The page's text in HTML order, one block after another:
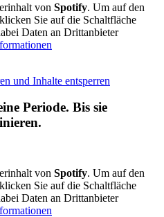
von Spotify. Um auf den
Sie auf die Schaltfläche
Daten an Drittanbieter
und Inhalte entsperren
Periode. Bis sie
von Spotify. Um auf den
Sie auf die Schaltfläche
Daten an Drittanbieter